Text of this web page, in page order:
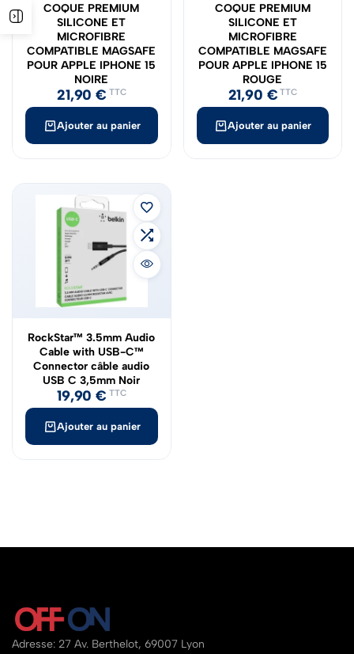
Ajouter au panier
COQUE PREMIUM
SILICONE ET
MICROFIBRE
COMPATIBLE MAGSAFE
POUR APPLE IPHONE 15
NOIRE
21,90€ TTC
Ajouter au panier
COQUE PREMIUM
SILICONE ET
MICROFIBRE
COMPATIBLE MAGSAFE
POUR APPLE IPHONE 15
ROUGE
21,90 € TTC
Ajouter au panier
RockStar™ 3.5mm Audio
Cable with USB-C™
Connector câble audio
USB C 3,5mm Noir
19,90€ TTC
Adresse: 27 Av. Berthelot, 69007 Lyon